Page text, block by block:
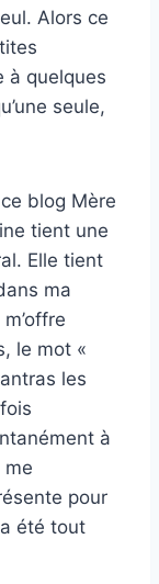
Alors ce
à quelques
seule,
blog Mère
tient une
Elle tient
ma
le mot «
les
à
me
pour
été tout